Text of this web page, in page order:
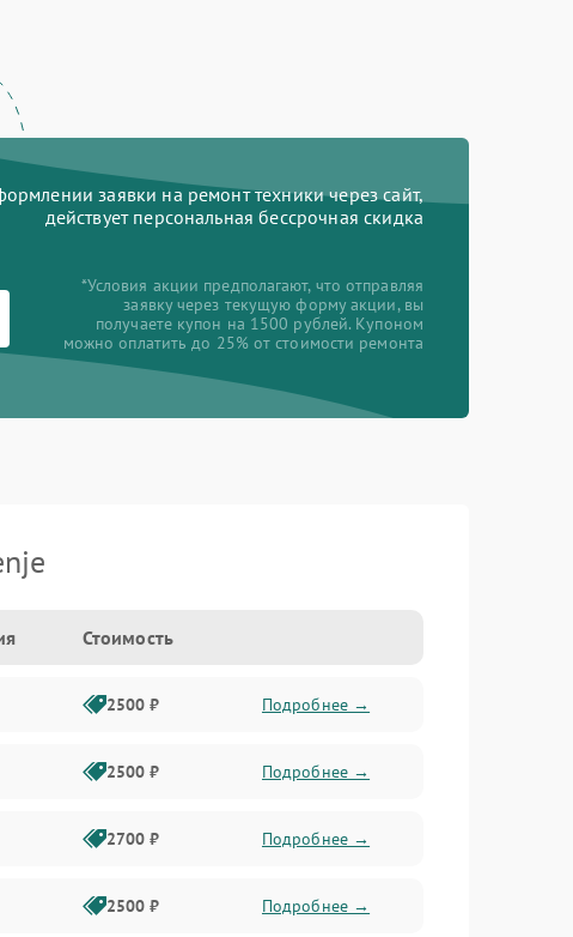
заявки на ремонт техники через сайт,
действует персональная бессрочная скидка
*Условия акции предполагают, что отправляя
заявку через текущую форму акции, вы
получаете купон на 1500 рублей. Купоном
можно оплатить до 25% от стоимости ремонта
Стоимость
2500 ₽ Подробнее →
2500 ₽ Подробнее →
2700 ₽ Подробнее →
2500 ₽ Подробнее →